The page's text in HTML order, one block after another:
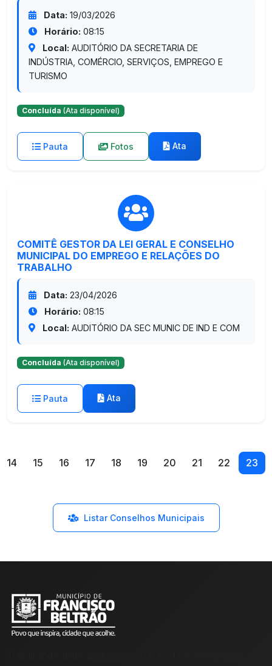
Data: 19/03/2026
Horário: 08:15
Local: AUDITÓRIO DA SECRETARIA DE
INDÚSTRIA, COMÉRCIO, SERVIÇOS, EMPREGO E
TURISMO
Concluída (Ata disponível)
Pauta Fotos Ata
COMITÊ GESTOR DA LEI GERAL E CONSELHO
MUNICIPAL DO EMPREGO E RELAÇÕES DO
TRABALHO
Data: 23/04/2026
Horário: 08:15
Local: AUDITÓRIO DA SEC MUNIC DE IND E COM
Concluída (Ata disponível)
Pauta Ata
14 15 16 17 18 19 20 21 22 23
Listar Conselhos Municipais